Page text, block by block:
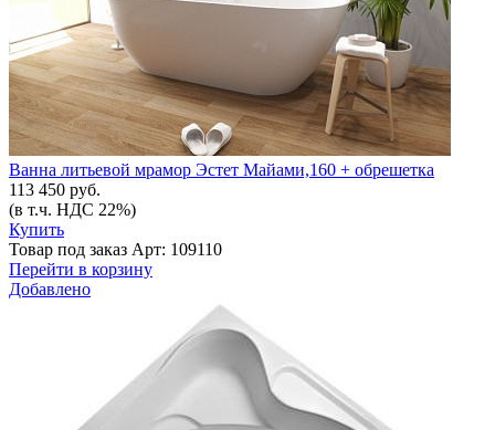
Ванна литьевой мрамор Эстет Майами,160 + обрешетка
113 450 руб.
(в т.ч. НДС 22%)
Купить
Товар под заказ Арт: 109110
Перейти в корзину
Добавлено